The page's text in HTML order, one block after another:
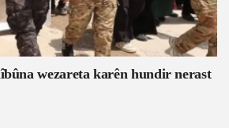
wezareta karên hundir nerast